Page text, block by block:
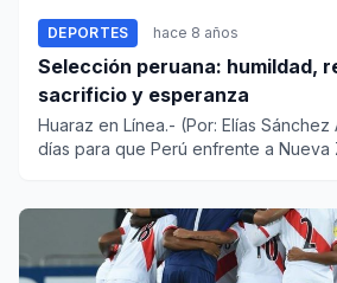
DEPORTES hace 8 años
Selección peruana: humildad,
sacrificio y esperanza
Huaraz en Línea.- (Por: Elías Sánchez
días para que Perú enfrente a Nueva